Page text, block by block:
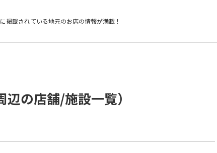
掲載されている地元のお店の情報が満載！
の店舗/施設一覧）